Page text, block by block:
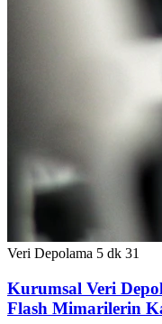
Veri Depolama 5 dk 31
Kurumsal Veri
Flash Mimarilerin